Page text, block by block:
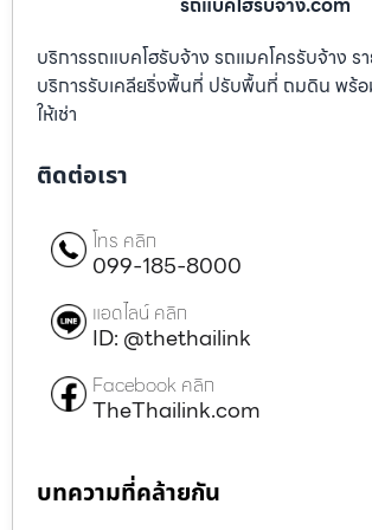
บริการรถแบคโฮรับจ้าง รถแมคโครรับจ้าง ร
บริการรับเคลียริ่งพื้นที่ ปรับพื้นที่ ถมดิน พร้
ให้เช่า
ติดต่อเรา
โทร คลิก
099-185-8000
แอดไลน์ คลิก
ID: @thethailink
Facebook คลิก
TheThailink.com
บทความที่คล้ายกัน